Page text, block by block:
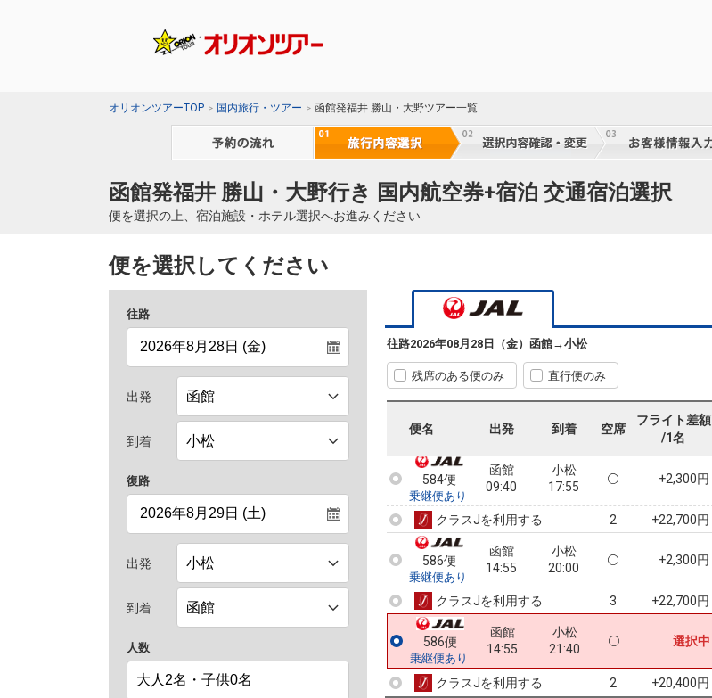
オリオンツアーTOP 国内旅行・ツアー 函館発福井 勝山・大野ツアー一覧
函館発福井 勝山・大野行き 国内航空券+宿泊 交通宿泊選択
便を選択の上、宿泊施設・ホテル選択へお進みください
便を選択してください
往路
出発
到着
復路
出発
到着
人数
往路2026年08月28日（金） 函館→小松
残席のある便のみ 直行便のみ
便名 出発 到着 空席
フライト差額
/1名
584便
函館
09:40
小松
14:05
+2,300円
クラスJを利用する 2 +22,700円
584便
乗継便あり
函館
09:40
小松
17:55
+2,300円
クラスJを利用する 2 +22,700円
586便
乗継便あり
函館
14:55
小松
20:00
+2,300円
クラスJを利用する 3 +22,700円
586便
乗継便あり
函館
14:55
小松
21:40
選択中
クラスJを利用する 2 +20,400円